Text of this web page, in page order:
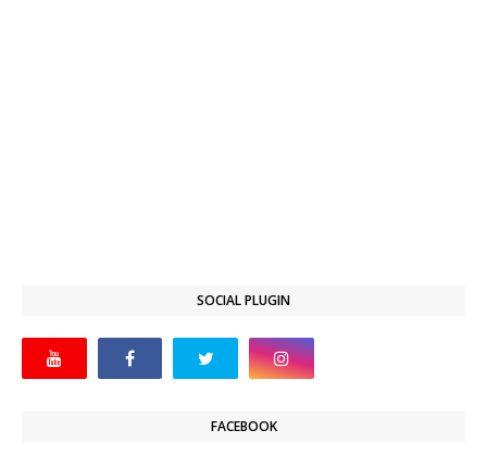
SOCIAL PLUGIN
FACEBOOK